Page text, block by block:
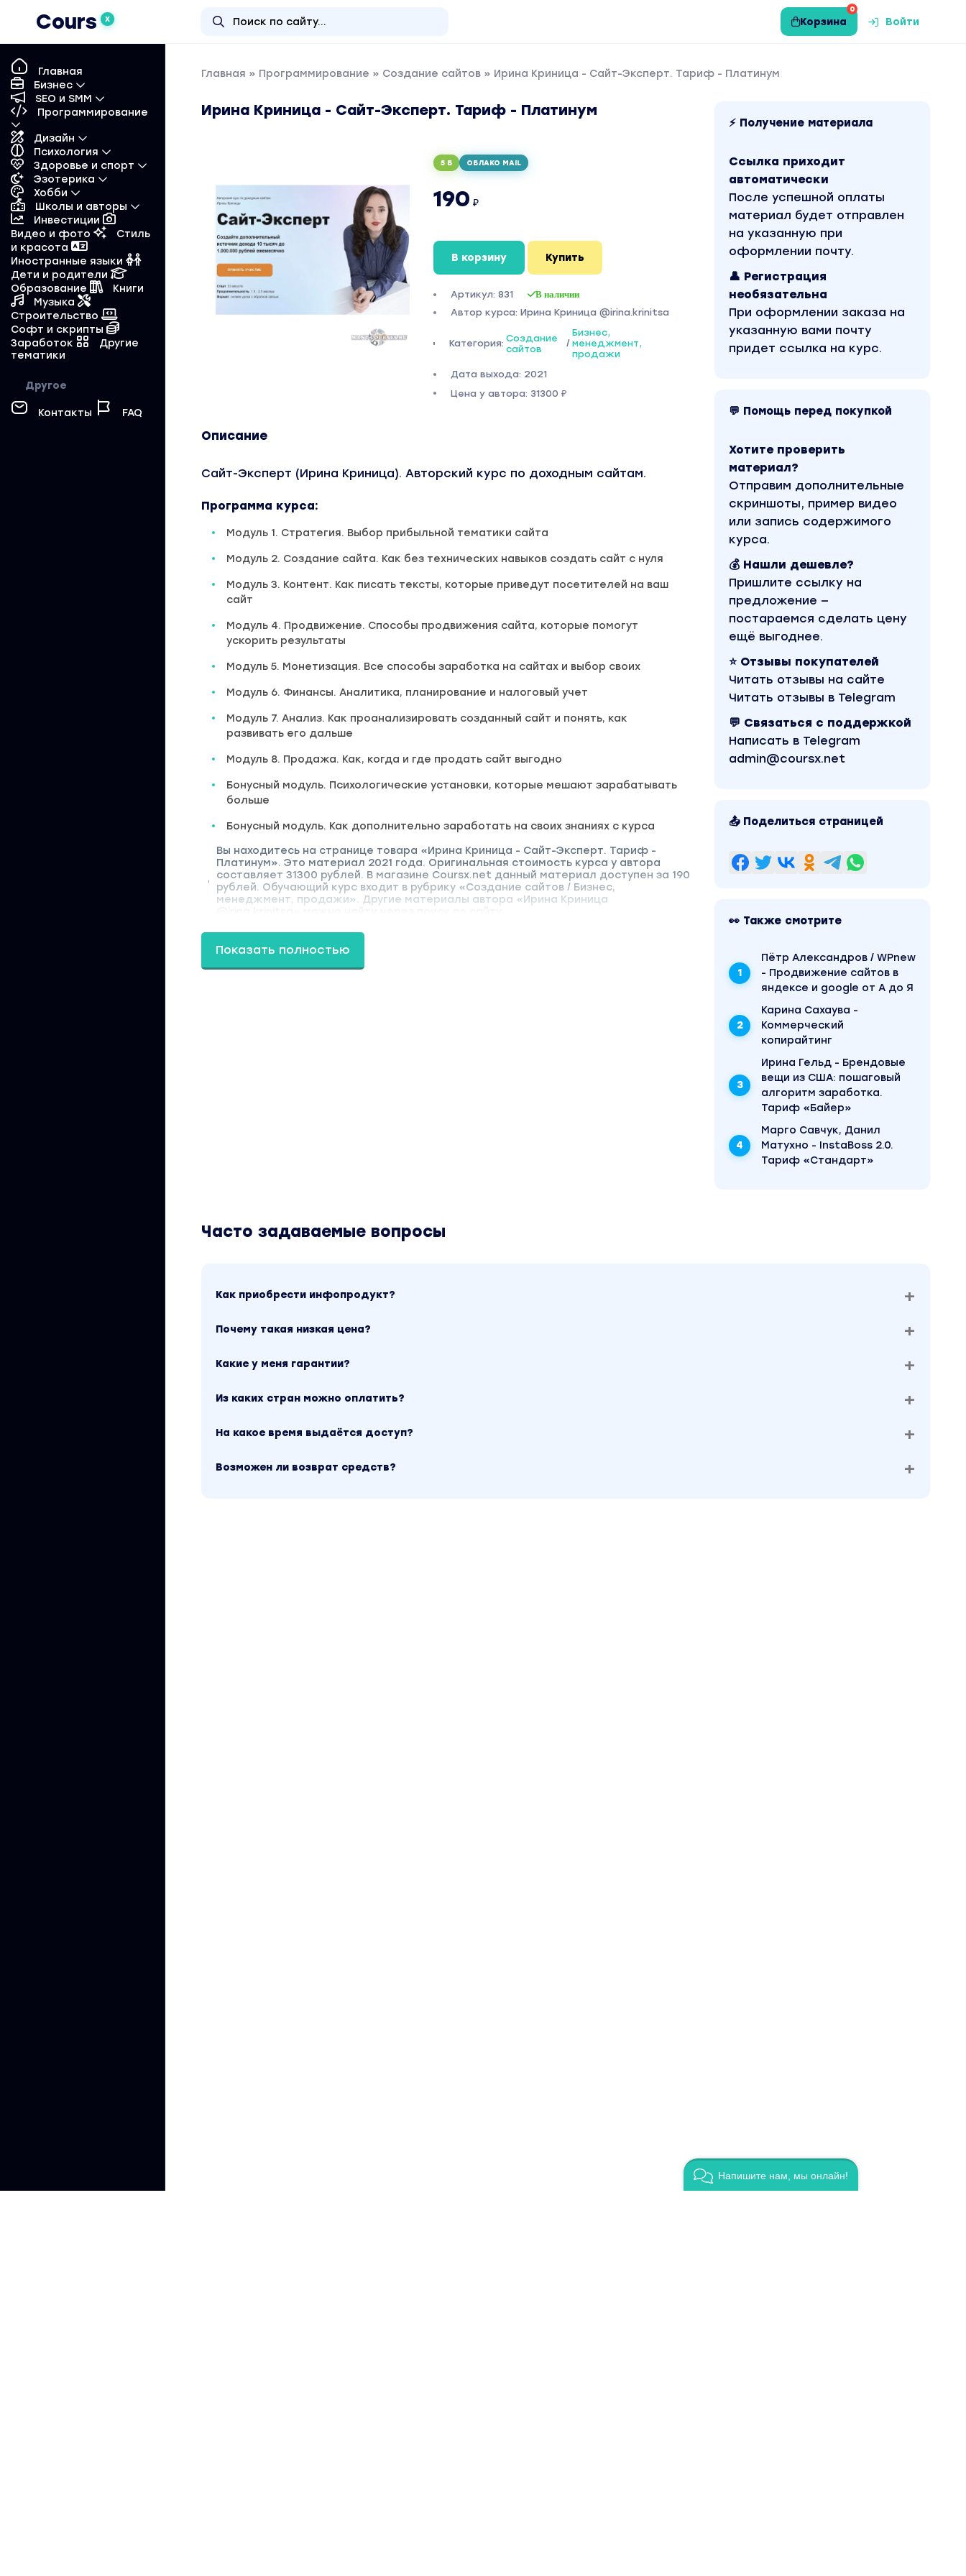
Cours X
0
Корзина Войти
Главная
Бизнес
SEO и SMM
Программирование
Дизайн
Психология
Здоровье и спорт
Эзотерика
Хобби
Школы и авторы
Инвестиции
Видео и фото
Стиль
и красота
Иностранные языки
Дети и родители
Образование
Книги
Музыка
Строительство
Софт и скрипты
Заработок
Другие
тематики
Другое
Контакты FAQ
Главная » Программирование » Создание сайтов » Ирина Криница - Сайт-Эксперт. Тариф - Платинум
Ирина Криница - Сайт-Эксперт. Тариф - Платинум
5 Б ОБЛАКО MAIL
190 ₽
В корзину Купить
Артикул: 831 В наличии
Автор курса: Ирина Криница @irina.krinitsa
Категория: Создание
сайтов
/
Бизнес,
менеджмент,
продажи
Дата выхода: 2021
Цена у автора: 31300 ₽
Описание
Сайт-Эксперт (Ирина Криница). Авторский курс по доходным сайтам.
Программа курса:
Модуль 1. Стратегия. Выбор прибыльной тематики сайта
Модуль 2. Создание сайта. Как без технических навыков создать сайт с нуля
Модуль 3. Контент. Как писать тексты, которые приведут посетителей на ваш
сайт
Модуль 4. Продвижение. Способы продвижения сайта, которые помогут
ускорить результаты
Модуль 5. Монетизация. Все способы заработка на сайтах и выбор своих
Модуль 6. Финансы. Аналитика, планирование и налоговый учет
Модуль 7. Анализ. Как проанализировать созданный сайт и понять, как
развивать его дальше
Модуль 8. Продажа. Как, когда и где продать сайт выгодно
Бонусный модуль. Психологические установки, которые мешают зарабатывать
больше
Бонусный модуль. Как дополнительно заработать на своих знаниях с курса
Вы находитесь на странице товара «Ирина Криница - Сайт-Эксперт. Тариф -
Платинум». Это материал 2021 года. Оригинальная стоимость курса у автора
составляет 31300 рублей. В магазине Coursx.net данный материал доступен за 190
рублей. Обучающий курс входит в рубрику «Создание сайтов / Бизнес,
менеджмент, продажи». Другие материалы автора «Ирина Криница
Показать полностью
⚡ Получение материала
Ссылка приходит
автоматически
После успешной оплаты
материал будет отправлен
на указанную при
оформлении почту.
👤 Регистрация
необязательна
При оформлении заказа на
указанную вами почту
придет ссылка на курс.
💬 Помощь перед покупкой
Хотите проверить
материал?
Отправим дополнительные
скриншоты, пример видео
или запись содержимого
курса.
💰 Нашли дешевле?
Пришлите ссылку на
предложение —
постараемся сделать цену
ещё выгоднее.
⭐ Отзывы покупателей
Читать отзывы на сайте
Читать отзывы в Telegram
💬 Связаться с поддержкой
Написать в Telegram
admin@coursx.net
📤 Поделиться страницей
👀 Также смотрите
Пётр Александров / WPnew
- Продвижение сайтов в
яндексе и google от А до Я
Карина Сахаува -
Коммерческий
копирайтинг
Ирина Гельд - Брендовые
вещи из США: пошаговый
алгоритм заработка.
Тариф «Байер»
Марго Савчук, Данил
Матухно - InstaBoss 2.0.
Тариф «Стандарт»
Часто задаваемые вопросы
Как приобрести инфопродукт?
Почему такая низкая цена?
Какие у меня гарантии?
Из каких стран можно оплатить?
На какое время выдаётся доступ?
Возможен ли возврат средств?
Напишите нам, мы онлайн!